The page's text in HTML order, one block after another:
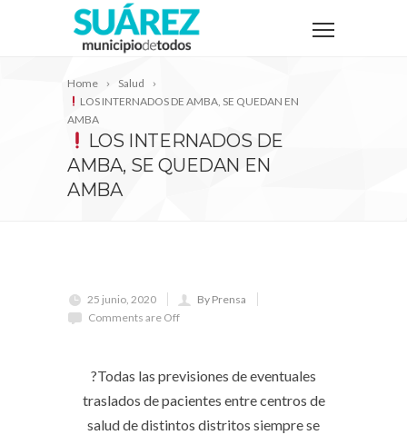
Home
Salud
LOS INTERNADOS DE AMBA, SE QUEDAN EN
AMBA⠀
LOS INTERNADOS DE
AMBA, SE QUEDAN EN
AMBA⠀
25 junio, 2020
By Prensa
Comments are Off
?Todas las previsiones de eventuales
traslados de pacientes entre centros de
salud de distintos distritos siempre se